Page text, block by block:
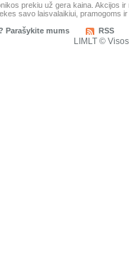
prekiu už gera kaina. Akcijos
savo laisvalaikiui, pramogoms ir
Parašykite mums RSS
LIMLT ©